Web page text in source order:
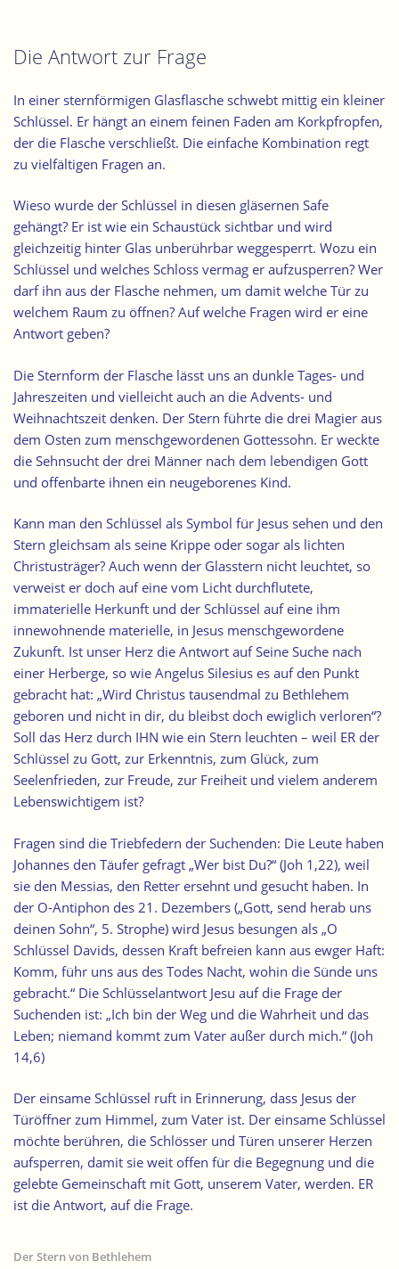
Die Antwort zur Frage
In einer sternförmigen Glasflasche schwebt mittig ein kleiner
Schlüssel. Er hängt an einem feinen Faden am Korkpfropfen,
der die Flasche verschließt. Die einfache Kombination regt
zu vielfältigen Fragen an.
Wieso wurde der Schlüssel in diesen gläsernen Safe
gehängt? Er ist wie ein Schaustück sichtbar und wird
gleichzeitig hinter Glas unberührbar weggesperrt. Wozu ein
Schlüssel und welches Schloss vermag er aufzusperren? Wer
darf ihn aus der Flasche nehmen, um damit welche Tür zu
welchem Raum zu öffnen? Auf welche Fragen wird er eine
Antwort geben?
Die Sternform der Flasche lässt uns an dunkle Tages- und
Jahreszeiten und vielleicht auch an die Advents- und
Weihnachtszeit denken. Der Stern führte die drei Magier aus
dem Osten zum menschgewordenen Gottessohn. Er weckte
die Sehnsucht der drei Männer nach dem lebendigen Gott
und offenbarte ihnen ein neugeborenes Kind.
Kann man den Schlüssel als Symbol für Jesus sehen und den
Stern gleichsam als seine Krippe oder sogar als lichten
Christusträger? Auch wenn der Glasstern nicht leuchtet, so
verweist er doch auf eine vom Licht durchflutete,
immaterielle Herkunft und der Schlüssel auf eine ihm
innewohnende materielle, in Jesus menschgewordene
Zukunft. Ist unser Herz die Antwort auf Seine Suche nach
einer Herberge, so wie Angelus Silesius es auf den Punkt
gebracht hat: „Wird Christus tausendmal zu Bethlehem
geboren und nicht in dir, du bleibst doch ewiglich verloren“?
Soll das Herz durch IHN wie ein Stern leuchten – weil ER der
Schlüssel zu Gott, zur Erkenntnis, zum Glück, zum
Seelenfrieden, zur Freude, zur Freiheit und vielem anderem
Lebenswichtigem ist?
Fragen sind die Triebfedern der Suchenden: Die Leute haben
Johannes den Täufer gefragt „Wer bist Du?“ (Joh 1,22), weil
sie den Messias, den Retter ersehnt und gesucht haben. In
der O-Antiphon des 21. Dezembers („Gott, send herab uns
deinen Sohn“, 5. Strophe) wird Jesus besungen als „O
Schlüssel Davids, dessen Kraft befreien kann aus ewger Haft:
Komm, führ uns aus des Todes Nacht, wohin die Sünde uns
gebracht.“ Die Schlüsselantwort Jesu auf die Frage der
Suchenden ist: „Ich bin der Weg und die Wahrheit und das
Leben; niemand kommt zum Vater außer durch mich.“ (Joh
14,6)
Der einsame Schlüssel ruft in Erinnerung, dass Jesus der
Türöffner zum Himmel, zum Vater ist. Der einsame Schlüssel
möchte berühren, die Schlösser und Türen unserer Herzen
aufsperren, damit sie weit offen für die Begegnung und die
gelebte Gemeinschaft mit Gott, unserem Vater, werden. ER
ist die Antwort, auf die Frage.
Der Stern von Bethlehem